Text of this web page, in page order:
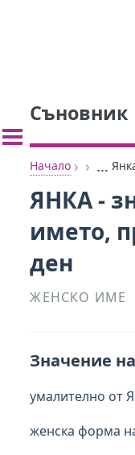
Съновник
Начало › › ...
ЯНКА -
името,
ден
ЖЕНСКО ИМЕ
Значение
умалително от
женска форма